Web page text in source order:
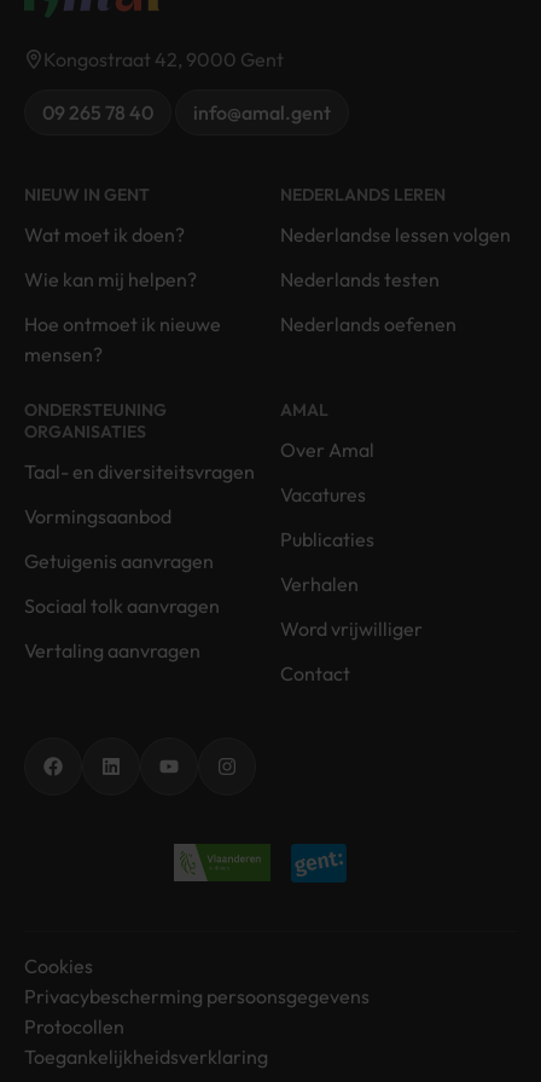
Kongostraat 42, 9000 Gent
09 265 78 40 info@amal.gent
NIEUW IN GENT
Wat moet ik doen?
Wie kan mij helpen?
Hoe ontmoet ik nieuwe
mensen?
NEDERLANDS LEREN
Nederlandse lessen volgen
Nederlands testen
Nederlands oefenen
ONDERSTEUNING
ORGANISATIES
Taal- en diversiteitsvragen
Vormingsaanbod
Getuigenis aanvragen
Sociaal tolk aanvragen
Vertaling aanvragen
AMAL
Over Amal
Vacatures
Publicaties
Verhalen
Word vrijwilliger
Contact
FacebookLinkedInYouTubeInstagram
Cookies
Privacybescherming persoonsgegevens
Protocollen
Toegankelijkheidsverklaring